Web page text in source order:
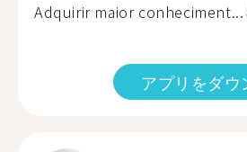
Adquirir maior conheciment...
アプリをダウ